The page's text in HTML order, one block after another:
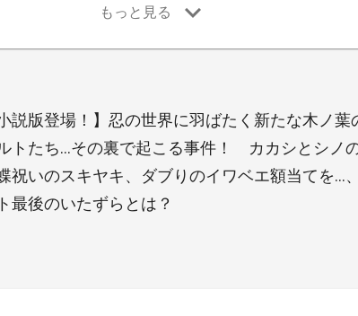
小説版登場！】忍の世界に羽ばたく新たな木ノ
トたち…その裏で起こる事件！ カカシとシノ
祝いのスキヤキ、ダブりのイワベエ額当てを…
最後のいたずらとは？